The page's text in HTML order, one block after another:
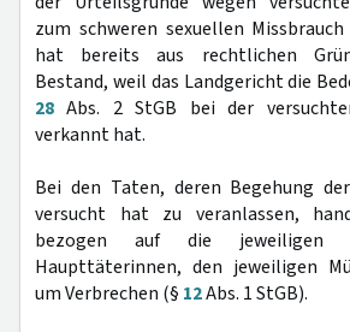
zum schweren sexuellen
hat bereits aus rechtlichen
Bestand, weil das Landgericht die
28 Abs. 2 StGB bei der
verkannt hat.
Bei den Taten, deren Begehung
versucht hat zu veranlassen,
bezogen auf die jeweiligen
Haupttäterinnen, den jeweiligen
um Verbrechen (§ 12Abs. 1 StGB).